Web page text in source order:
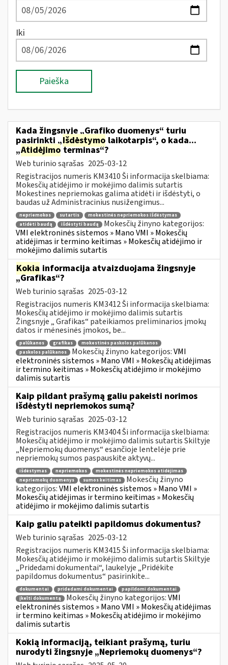
Iki
Paieška
Kada žingsnyje „Grafiko duomenys“ turiu
pasirinkti „Išdėstymo laikotarpis“, o kada...
„Atidėjimoterminas“?
Web turinio sąrašas 2025-03-12
Registracijos numeris KM3410 Ši informacija skelbiama:
Mokesčių atidėjimo ir mokėjimo dalimis sutartis
Mokestines nepriemokas galima atidėti ir išdėstyti, o
baudas už Administracinius nusižengimus...
nepriemokos sutartis
mokestinės nepriemokos išdėstymas
atidėti baudą
išdėstyti baudą
Mokesčių žinyno kategorijos:
VMI elektroninės sistemos » Mano VMI » Mokesčių
atidėjimas ir termino keitimas » Mokesčių atidėjimo ir
mokėjimo dalimis sutartis
Kokia informacija atvaizduojama žingsnyje
„Grafikas“?
Web turinio sąrašas 2025-03-12
Registracijos numeris KM3412 Ši informacija skelbiama:
Mokesčių atidėjimo ir mokėjimo dalimis sutartis
Žingsnyje „ Grafikas“ pateikiamos preliminarios įmokų
datos ir mėnesinės įmokos, be...
palūkanos grafikas
mokestinės paskolos palūkanos
paskolos palūkanos
Mokesčių žinyno kategorijos:VMI
elektroninės sistemos » Mano VMI » Mokesčių atidėjimas
ir termino keitimas » Mokesčių atidėjimo ir mokėjimo
dalimis sutartis
Kaip pildant prašymą galiu pakeisti norimos
išdėstyti nepriemokos sumą?
Web turinio sąrašas 2025-03-12
Registracijos numeris KM3404 Ši informacija skelbiama:
Mokesčių atidėjimo ir mokėjimo dalimis sutartis Skiltyje
„Nepriemokų duomenys“ esančioje lentelėje prie
nepriemokų sumos paspauskite aktyvų...
išdėstymas nepriemokos
mokestinės nepriemokos atidėjimas
nepriemokų duomenys
sumos keitimas
Mokesčių žinyno
kategorijos:VMI elektroninės sistemos » Mano VMI »
Mokesčių atidėjimas ir termino keitimas » Mokesčių
atidėjimo ir mokėjimo dalimis sutartis
Kaip galiu pateikti papildomus dokumentus?
Web turinio sąrašas 2025-03-12
Registracijos numeris KM3415 Ši informacija skelbiama:
Mokesčių atidėjimo ir mokėjimo dalimis sutartis Skiltyje
„Pridedami dokumentai“, laukelyje „Pridėkite
papildomus dokumentus“ pasirinkite...
dokumentai pridedami dokumentai
papildomi dokumentai
įkelti dokumentą
Mokesčių žinyno kategorijos:VMI
elektroninės sistemos » Mano VMI » Mokesčių atidėjimas
ir termino keitimas » Mokesčių atidėjimo ir mokėjimo
dalimis sutartis
Kokią informaciją, teikiant prašymą, turiu
nurodyti žingsnyje „Nepriemokų duomenys“?